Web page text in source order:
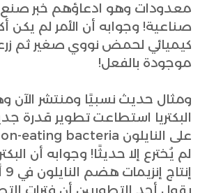
معدودات وهو ادعاؤهم خبر صنع
صناعية! وجوابه أن الأمر لم يكن
كيميائي لحمض نووي صغير ثم
موجودة بالفعل!
ومثال حديث نسبيًا ومنتشر الآن
البكتريا استطاعت تطوير قدرة
لم يُخترع إلا حديثًا! وجوابه أن